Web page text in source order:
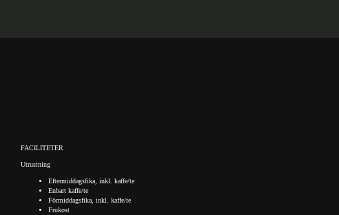
FACILITETER
Utrustning
Eftermiddagsfika, inkl. kaffe/te
Enbart kaffe/te
Förmiddagsfika, inkl. kaffe/te
Frukost